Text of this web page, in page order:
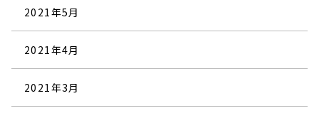
2021年5月
2021年4月
2021年3月